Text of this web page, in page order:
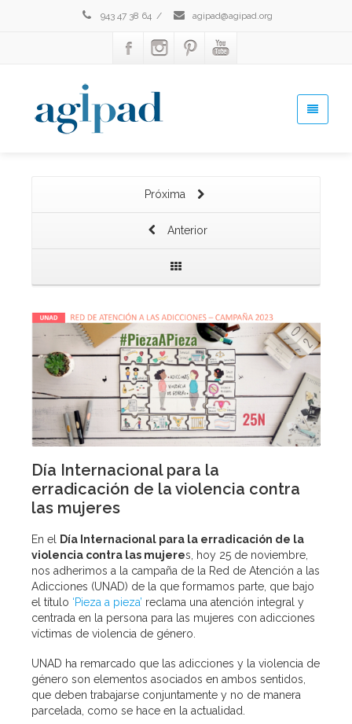
943 47 38 64 / agipad@agipad.org
Próxima
Anterior
Día Internacional para la
erradicación de la violencia contra
las mujeres
En el
Día Internacional para la erradicación de la
violencia contra las mujeres, hoy 25 de noviembre,
nos adherimos a la campaña de la Red de Atención a las
Adicciones (UNAD) de la que formamos parte, que bajo
el título ‘Pieza a pieza’ reclama una atención integral y
centrada en la persona para las mujeres con adicciones
víctimas de violencia de género.
UNAD ha remarcado que las adicciones y la violencia de
género son elementos asociados en ambos sentidos,
que deben trabajarse conjuntamente y no de manera
parcelada, como se hace en la actualidad.